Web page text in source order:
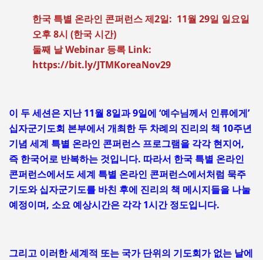
한국 특별 온라인 콘퍼런스 제2일: 11월 29일 일요일
오후 8시 (한국 시간)
둘째 날 Webinar 등록 Link:
https://bit.ly/JTMKoreaNov29
이 두 세션은 지난 11월 8일과 9일에 ‘예수님께서 인류에게’
십자군기도회 본부에서 개최한 두 차례의 진리의 책 10주년
기념 세계 특별 온라인 콘퍼런스 프로그램을 각각 현지어,
즉 한국어로 반복하는 것입니다. 따라서 한국 특별 온라인
콘퍼런스에서도 세계 특별 온라인 콘퍼런스에서처럼 묵주
기도와 십자군기도를 바친 후에 진리의 책 메시지들을 나눌
예정이며, 소요 예상시간은 각각 1시간 정도입니다.
그리고 이러한 세계적 또는 국가 단위의 기도회가 없는 날에